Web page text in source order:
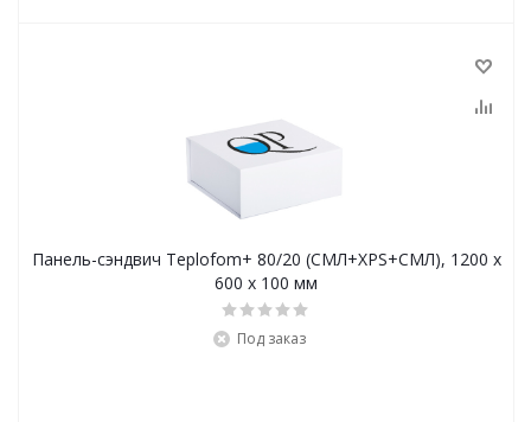
Панель-сэндвич Teplofom+ 80/20 (СМЛ+XPS+СМЛ), 1200 x
600 x 100 мм
Под заказ